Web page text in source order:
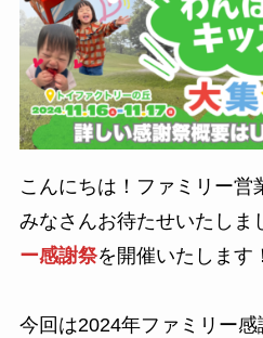
こんにちは！ファミリー営
みなさんお待たせいたしま
ー感謝祭を開催いたします
今回は2024年ファミリー